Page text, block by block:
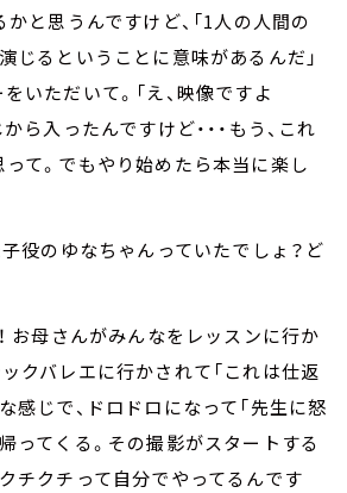
と思うんですけど、「1人の人間の
じるということに意味があるんだ」
いただいて。「え、映像ですよ
ら入ったんですけど・・・もう、これ
て。でもやり始めたら本当に楽し
役のゆなちゃんっていたでしょ？ど
お母さんがみんなをレッスンに行か
クバレエに行かされて「これは仕返
感じで、ドロドロになって「先生に怒
ってくる。その撮影がスタートする
チクチって自分でやってるんです